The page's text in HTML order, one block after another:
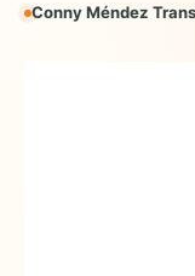
Conny Méndez